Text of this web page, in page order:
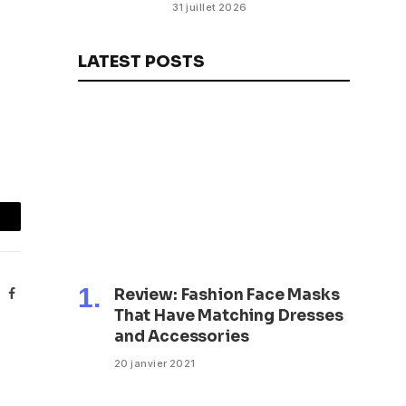
Facebook
31 juillet 2026
LATEST POSTS
Review: Fashion Face Masks
That Have Matching Dresses
and Accessories
20 janvier 2021